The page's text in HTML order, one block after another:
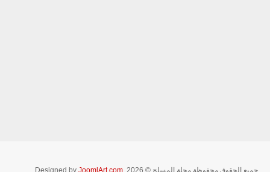
جميع الحقوق محفوظة مجلة المسلح © 2026. Designed by JoomlArt.com